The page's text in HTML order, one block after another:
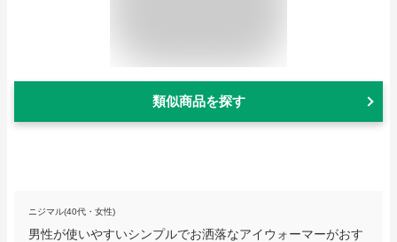
類似商品を探す
ニジマル(40代・女性)
男性が使いやすいシンプルでお洒落なアイウォーマーがおす